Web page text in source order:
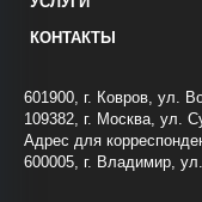
КОНТАКТЫ
601900, г. Ковров, ул.
109382, г. Москва, ул.
Адрес для
600005, г. Владимир,